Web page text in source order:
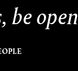
be open